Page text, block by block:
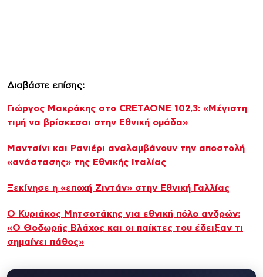
Διαβάστε επίσης:
Γιώργος Μακράκης στο CRETAONE 102,3: «Μέγιστη
τιμή να βρίσκεσαι στην Εθνική ομάδα»
Μαντσίνι και Ρανιέρι αναλαμβάνουν την αποστολή
«ανάστασης» της Εθνικής Ιταλίας
Ξεκίνησε η «εποχή Ζιντάν» στην Εθνική Γαλλίας
Ο Κυριάκος Μητσοτάκης για εθνική πόλο ανδρών:
«Ο Θοδωρής Βλάχος και οι παίκτες του έδειξαν τι
σημαίνει πάθος»